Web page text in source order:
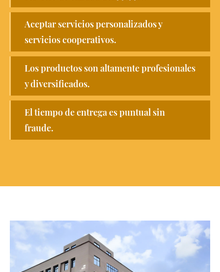
Aceptar servicios personalizados y
servicios cooperativos.
Los productos son altamente profesionales
y diversificados.
El tiempo de entrega es puntual sin
fraude.